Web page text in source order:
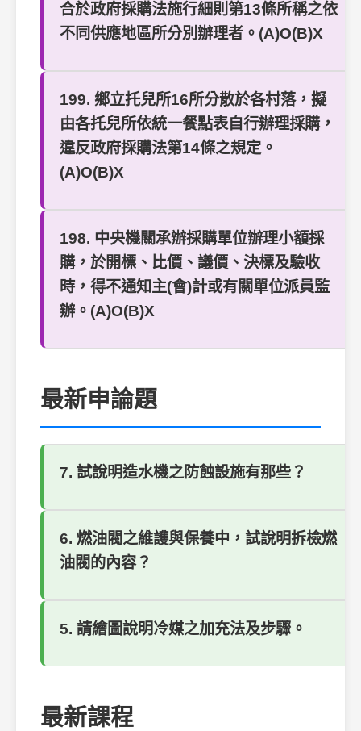
合於政府採購法施行細則第13條所稱之依
不同供應地區所分別辦理者。(A)O(B)X
199. 鄉立托兒所16所分散於各村落，擬
由各托兒所依統一餐點表自行辦理採購，
違反政府採購法第14條之規定。
(A)O(B)X
198. 中央機關承辦採購單位辦理小額採
購，於開標、比價、議價、決標及驗收
時，得不通知主(會)計或有關單位派員監
辦。(A)O(B)X
最新申論題
7. 試說明造水機之防蝕設施有那些？
6. 燃油閥之維護與保養中，試說明拆檢燃
油閥的內容？
5. 請繪圖說明冷媒之加充法及步驟。
最新課程